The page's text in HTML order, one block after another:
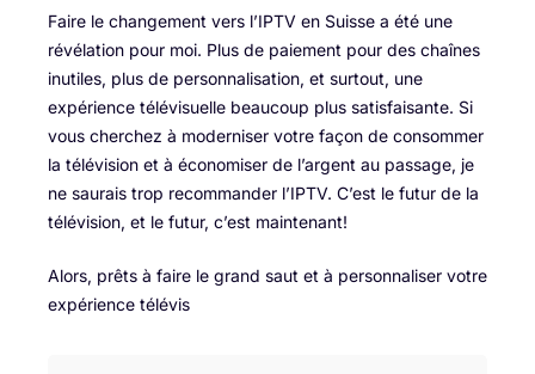
Faire le changement vers l’IPTV en Suisse a été une
révélation pour moi. Plus de paiement pour des chaînes
inutiles, plus de personnalisation, et surtout, une
expérience télévisuelle beaucoup plus satisfaisante. Si
vous cherchez à moderniser votre façon de consommer
la télévision et à économiser de l’argent au passage, je
ne saurais trop recommander l’IPTV. C’est le futur de la
télévision, et le futur, c’est maintenant!
Alors, prêts à faire le grand saut et à personnaliser votre
expérience télévis